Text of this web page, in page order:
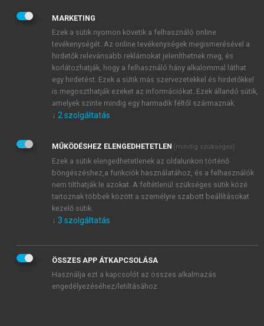
JELSZÓ
JELSZÓ ÚJRA
Kérek értesítést a MeRSZ újdonságairól, akcióiról.
Kérek értesítést az Akadémiai Kiadó Zrt. újdonságairól,
Adatkezelési tájékoztatóbanfoglaltakat tudomásul
veszem és elfogadom.
Általános vásárlási feltételeket, valamint a szotar.netés a
mersz.huoldalak licencszerződéseiben foglaltakat
tudomásul veszem és elfogadom.
KIPRÓBÁLOM
MARKETING
Ezek a sütik nyomon követik a felhasználó online
tevékenységét. Az online tevékenységek megismerésével a
hirdetők relevánsabb reklámokat jeleníthetnek meg, és
korlátozhatják, hogy a felhasználó hány alkalommal láthat
egy hirdetést. Ezek a sütik más szervezetekkel és hirdetőkkel
is megoszthatják ezeket az információkat. Ezek állandó sütik,
amelyek szinte mindig egy harmadik féltől származnak.
↓ 2 szolgáltatás
MŰKÖDÉSHEZ ELENGEDHETETLEN (mindig szükséges)
Ezek a sütik elengedhetetlenek az oldalunkon történő
böngészéshez,a funkciók használatához, és a felhasználók
nem tilthatják le azokat. A feltétlenül szükséges sütik közé
tartoznak többek között a személyre szabott beállításokat
kezelő sütik.
↓ 3 szolgáltatás
ÖSSZES APP ÁTKAPCSOLÁSA
Használja ezt a kapcsolót az összes alkalmazás
engedélyezéséhez/letiltásához.